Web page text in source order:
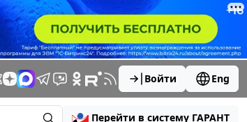
Войти Eng
Перейти в систему ГАРАНТ